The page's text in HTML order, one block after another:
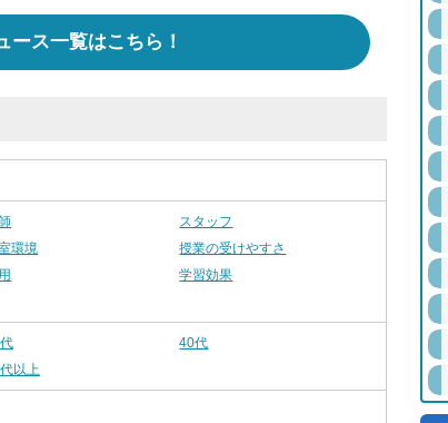
ース一覧はこちら！
スタッフ
環境
授業の受けやすさ
学習効果
40代
以上